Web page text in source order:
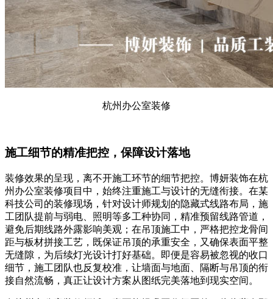
杭州办公室装修
施工细节的精准把控，保障设计落地
装修效果的呈现，离不开施工环节的细节把控。博妍装饰在杭
州办公室装修项目中，始终注重施工与设计的无缝衔接。在某
科技公司的装修现场，针对设计师规划的隐藏式线路布局，施
工团队提前与弱电、照明等多工种协同，精准预留线路管道，
避免后期线路外露影响美观；在吊顶施工中，严格把控龙骨间
距与板材拼接工艺，既保证吊顶的承重安全，又确保表面平整
无缝隙，为后续灯光设计打好基础。即便是容易被忽视的收口
细节，施工团队也反复校准，让墙面与地面、隔断与吊顶的衔
接自然流畅，真正让设计方案从图纸完美落地到现实空间。